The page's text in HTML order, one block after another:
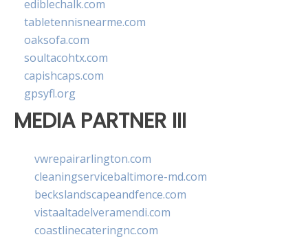
ediblechalk.com
tabletennisnearme.com
oaksofa.com
soultacohtx.com
capishcaps.com
gpsyfl.org
MEDIA PARTNER III
vwrepairarlington.com
cleaningservicebaltimore-md.com
beckslandscapeandfence.com
vistaaltadelveramendi.com
coastlinecateringnc.com